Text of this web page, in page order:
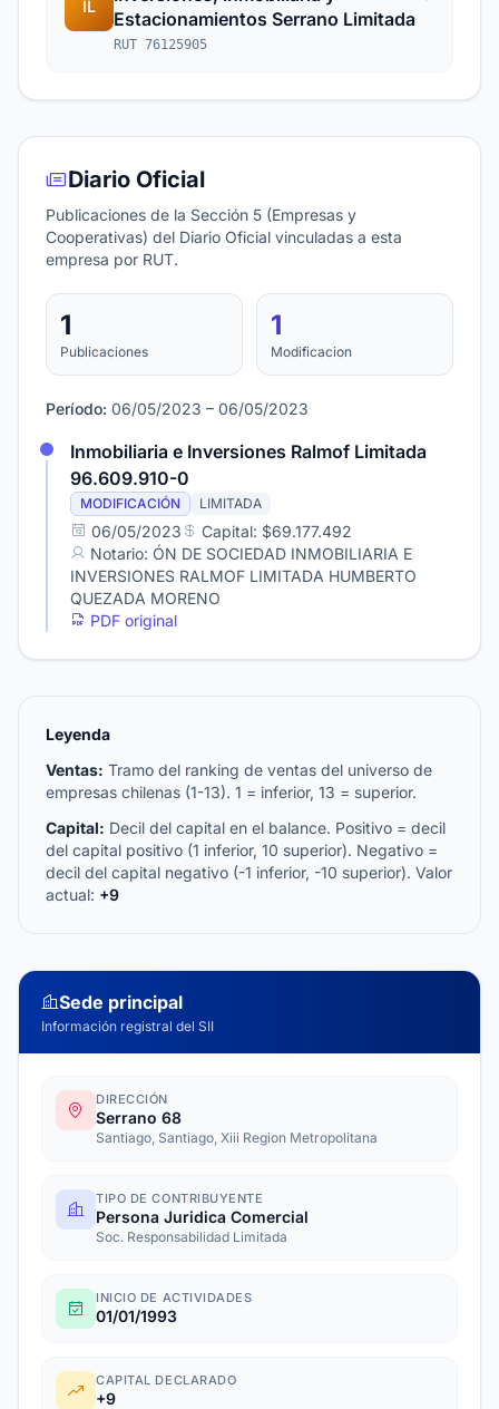
IL
Estacionamientos Serrano Limitada
RUT 76125905
Diario Oficial
Publicaciones de la Sección 5 (Empresas y
Cooperativas) del Diario Oficial vinculadas a esta
empresa por RUT.
1
Publicaciones
1
Modificacion
Período: 06/05/2023 – 06/05/2023
Inmobiliaria e Inversiones Ralmof Limitada
96.609.910-0
MODIFICACIÓN LIMITADA
06/05/2023
Capital: $69.177.492
Notario: ÓN DE SOCIEDAD INMOBILIARIA E
INVERSIONES RALMOF LIMITADA HUMBERTO
QUEZADA MORENO
PDF original
Leyenda
Ventas: Tramo del ranking de ventas del universo de
empresas chilenas (1-13). 1 = inferior, 13 = superior.
Capital: Decil del capital en el balance. Positivo = decil
del capital positivo (1 inferior, 10 superior). Negativo =
decil del capital negativo (-1 inferior, -10 superior). Valor
actual: +9
Sede principal
Información registral del SII
DIRECCIÓN
Serrano 68
Santiago, Santiago, Xiii Region Metropolitana
TIPO DE CONTRIBUYENTE
Persona Juridica Comercial
Soc. Responsabilidad Limitada
INICIO DE ACTIVIDADES
01/01/1993
CAPITAL DECLARADO
+9